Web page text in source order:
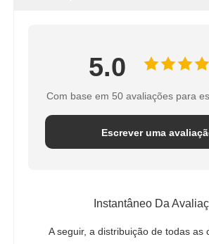
5.0
Com base em 50 avaliações para
Escrever uma
Instantâneo Da
A seguir, a distribuição de todas as